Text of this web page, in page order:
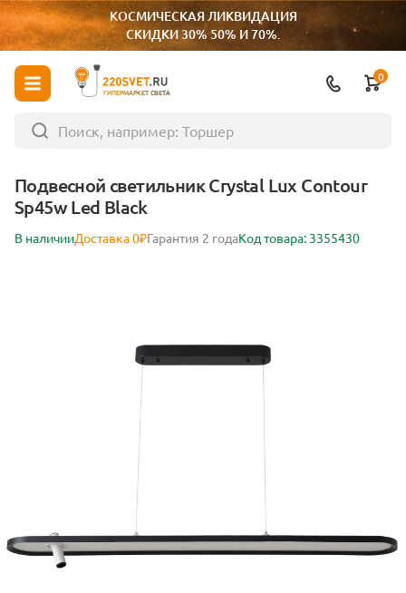
КОСМИЧЕСКАЯ ЛИКВИДАЦИЯ
СКИДКИ 30% 50% И 70%.
ГИПЕРМАРКЕТ СВЕТА
0
Подвесной светильник Crystal Lux Contour
Sp45w Led Black
В наличииДоставка 0₽Гарантия 2 годаКод товара: 3355430